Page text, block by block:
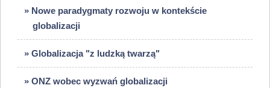
» Nowe paradygmaty rozwoju w kontekście
globalizacji
» Globalizacja "z ludzką twarzą"
» ONZ wobec wyzwań globalizacji